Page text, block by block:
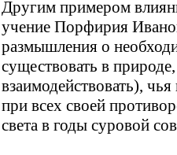
Другим примером
учение Порфирия
размышления о
существовать в
взаимодействовать),
при всех своей
света в годы суровой